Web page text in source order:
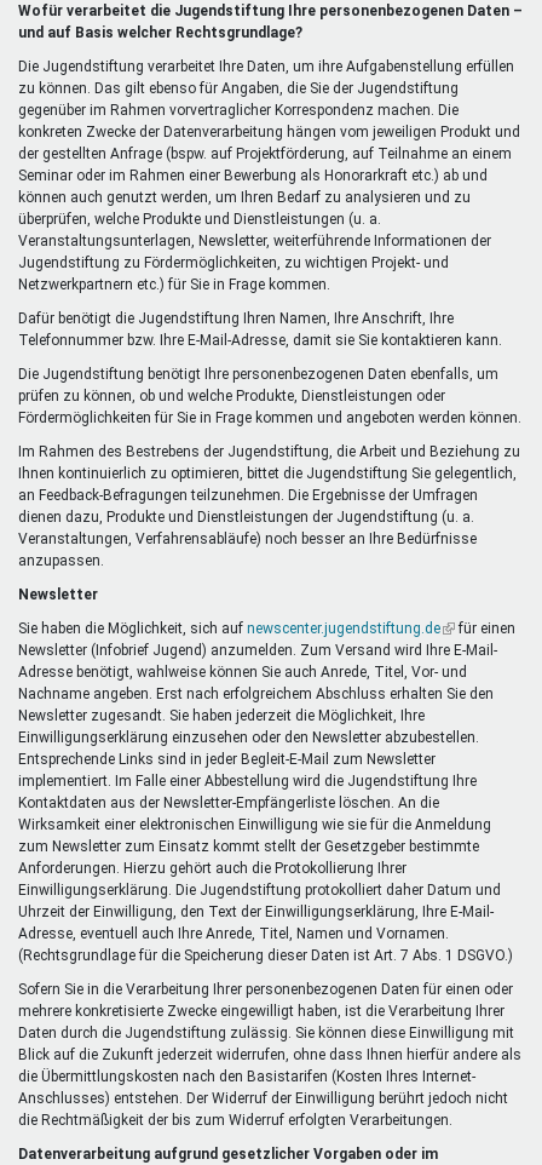
extern)
Wofür verarbeitet die Jugendstiftung Ihre personenbezogenen Daten –
und auf Basis welcher Rechtsgrundlage?
Die Jugendstiftung verarbeitet Ihre Daten, um ihre Aufgabenstellung erfüllen
zu können. Das gilt ebenso für Angaben, die Sie der Jugendstiftung
gegenüber im Rahmen vorvertraglicher Korrespondenz machen. Die
konkreten Zwecke der Datenverarbeitung hängen vom jeweiligen Produkt und
der gestellten Anfrage (bspw. auf Projektförderung, auf Teilnahme an einem
Seminar oder im Rahmen einer Bewerbung als Honorarkraft etc.) ab und
können auch genutzt werden, um Ihren Bedarf zu analysieren und zu
überprüfen, welche Produkte und Dienstleistungen (u. a.
Veranstaltungsunterlagen, Newsletter, weiterführende Informationen der
Jugendstiftung zu Fördermöglichkeiten, zu wichtigen Projekt- und
Netzwerkpartnern etc.) für Sie in Frage kommen.
Dafür benötigt die Jugendstiftung Ihren Namen, Ihre Anschrift, Ihre
Telefonnummer bzw. Ihre E-Mail-Adresse, damit sie Sie kontaktieren kann.
Die Jugendstiftung benötigt Ihre personenbezogenen Daten ebenfalls, um
prüfen zu können, ob und welche Produkte, Dienstleistungen oder
Fördermöglichkeiten für Sie in Frage kommen und angeboten werden können.
Im Rahmen des Bestrebens der Jugendstiftung, die Arbeit und Beziehung zu
Ihnen kontinuierlich zu optimieren, bittet die Jugendstiftung Sie gelegentlich,
an Feedback-Befragungen teilzunehmen. Die Ergebnisse der Umfragen
dienen dazu, Produkte und Dienstleistungen der Jugendstiftung (u. a.
Veranstaltungen, Verfahrensabläufe) noch besser an Ihre Bedürfnisse
anzupassen.
Newsletter
Sie haben die Möglichkeit, sich auf newscenter.jugendstiftung.de(Link
ist
extern)
für einen
Newsletter (Infobrief Jugend) anzumelden. Zum Versand wird Ihre E-Mail-
Adresse benötigt, wahlweise können Sie auch Anrede, Titel, Vor- und
Nachname angeben. Erst nach erfolgreichem Abschluss erhalten Sie den
Newsletter zugesandt. Sie haben jederzeit die Möglichkeit, Ihre
Einwilligungserklärung einzusehen oder den Newsletter abzubestellen.
Entsprechende Links sind in jeder Begleit-E-Mail zum Newsletter
implementiert. Im Falle einer Abbestellung wird die Jugendstiftung Ihre
Kontaktdaten aus der Newsletter-Empfängerliste löschen. An die
Wirksamkeit einer elektronischen Einwilligung wie sie für die Anmeldung
zum Newsletter zum Einsatz kommt stellt der Gesetzgeber bestimmte
Anforderungen. Hierzu gehört auch die Protokollierung Ihrer
Einwilligungserklärung. Die Jugendstiftung protokolliert daher Datum und
Uhrzeit der Einwilligung, den Text der Einwilligungserklärung, Ihre E-Mail-
Adresse, eventuell auch Ihre Anrede, Titel, Namen und Vornamen.
(Rechtsgrundlage für die Speicherung dieser Daten ist Art. 7 Abs. 1 DSGVO.)
Sofern Sie in die Verarbeitung Ihrer personenbezogenen Daten für einen oder
mehrere konkretisierte Zwecke eingewilligt haben, ist die Verarbeitung Ihrer
Daten durch die Jugendstiftung zulässig. Sie können diese Einwilligung mit
Blick auf die Zukunft jederzeit widerrufen, ohne dass Ihnen hierfür andere als
die Übermittlungskosten nach den Basistarifen (Kosten Ihres Internet-
Anschlusses) entstehen. Der Widerruf der Einwilligung berührt jedoch nicht
die Rechtmäßigkeit der bis zum Widerruf erfolgten Verarbeitungen.
Datenverarbeitung aufgrund gesetzlicher Vorgaben oder im